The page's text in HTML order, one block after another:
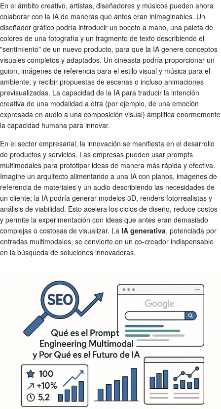
En el ámbito creativo, artistas, diseñadores y músicos pueden ahora
colaborar con la IA de maneras que antes eran inimaginables. Un
diseñador gráfico podría introducir un boceto a mano, una paleta de
colores de una fotografía y un fragmento de texto describiendo el
"sentimiento" de un nuevo producto, para que la IA genere conceptos
visuales completos y adaptados. Un cineasta podría proporcionar un
guion, imágenes de referencia para el estilo visual y música para el
ambiente, y recibir propuestas de escenas o incluso animaciones
previsualizadas. La capacidad de la IA para traducir la intención
creativa de una modalidad a otra (por ejemplo, de una emoción
expresada en audio a una composición visual) amplifica enormemente
la capacidad humana para innovar.
En el sector empresarial, la innovación se manifiesta en el desarrollo
de productos y servicios. Las empresas pueden usar prompts
multimodales para prototipar ideas de manera más rápida y efectiva.
Imagine un arquitecto alimentando a una IA con planos, imágenes de
referencia de materiales y un audio describiendo las necesidades de
un cliente; la IA podría generar modelos 3D, renders fotorrealistas y
análisis de viabilidad. Esto acelera los ciclos de diseño, reduce costos
y permite la experimentación con ideas que antes eran demasiado
complejas o costosas de visualizar. La IA generativa, potenciada por
entradas multimodales, se convierte en un co-creador indispensable
en la búsqueda de soluciones innovadoras.